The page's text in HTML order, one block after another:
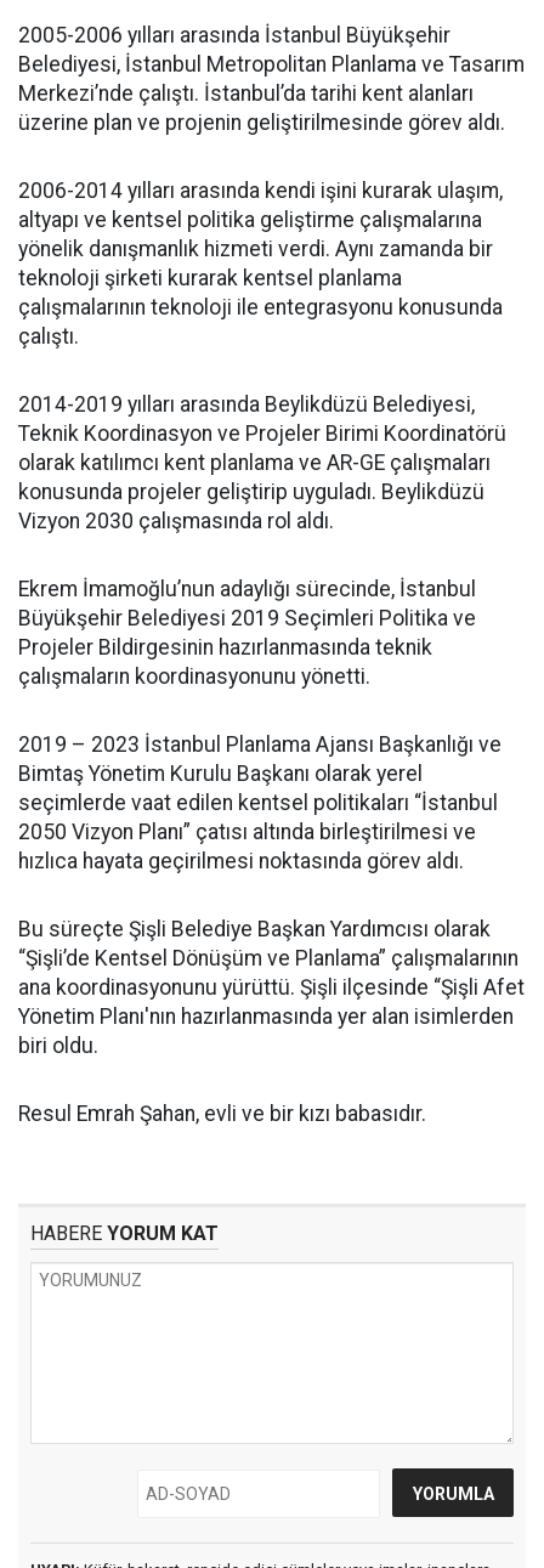
2005-2006 yılları arasında İstanbul Büyükşehir
Belediyesi, İstanbul Metropolitan Planlama ve Tasarım
Merkezi’nde çalıştı. İstanbul’da tarihi kent alanları
üzerine plan ve projenin geliştirilmesinde görev aldı.
2006-2014 yılları arasında kendi işini kurarak ulaşım,
altyapı ve kentsel politika geliştirme çalışmalarına
yönelik danışmanlık hizmeti verdi. Aynı zamanda bir
teknoloji şirketi kurarak kentsel planlama
çalışmalarının teknoloji ile entegrasyonu konusunda
çalıştı.
2014-2019 yılları arasında Beylikdüzü Belediyesi,
Teknik Koordinasyon ve Projeler Birimi Koordinatörü
olarak katılımcı kent planlama ve AR-GE çalışmaları
konusunda projeler geliştirip uyguladı. Beylikdüzü
Vizyon 2030 çalışmasında rol aldı.
Ekrem İmamoğlu’nun adaylığı sürecinde, İstanbul
Büyükşehir Belediyesi 2019 Seçimleri Politika ve
Projeler Bildirgesinin hazırlanmasında teknik
çalışmaların koordinasyonunu yönetti.
2019 – 2023 İstanbul Planlama Ajansı Başkanlığı ve
Bimtaş Yönetim Kurulu Başkanı olarak yerel
seçimlerde vaat edilen kentsel politikaları “İstanbul
2050 Vizyon Planı” çatısı altında birleştirilmesi ve
hızlıca hayata geçirilmesi noktasında görev aldı.
Bu süreçte Şişli Belediye Başkan Yardımcısı olarak
“Şişli’de Kentsel Dönüşüm ve Planlama” çalışmalarının
ana koordinasyonunu yürüttü. Şişli ilçesinde “Şişli Afet
Yönetim Planı'nın hazırlanmasında yer alan isimlerden
biri oldu.
Resul Emrah Şahan, evli ve bir kızı babasıdır.
HABERE YORUM KAT